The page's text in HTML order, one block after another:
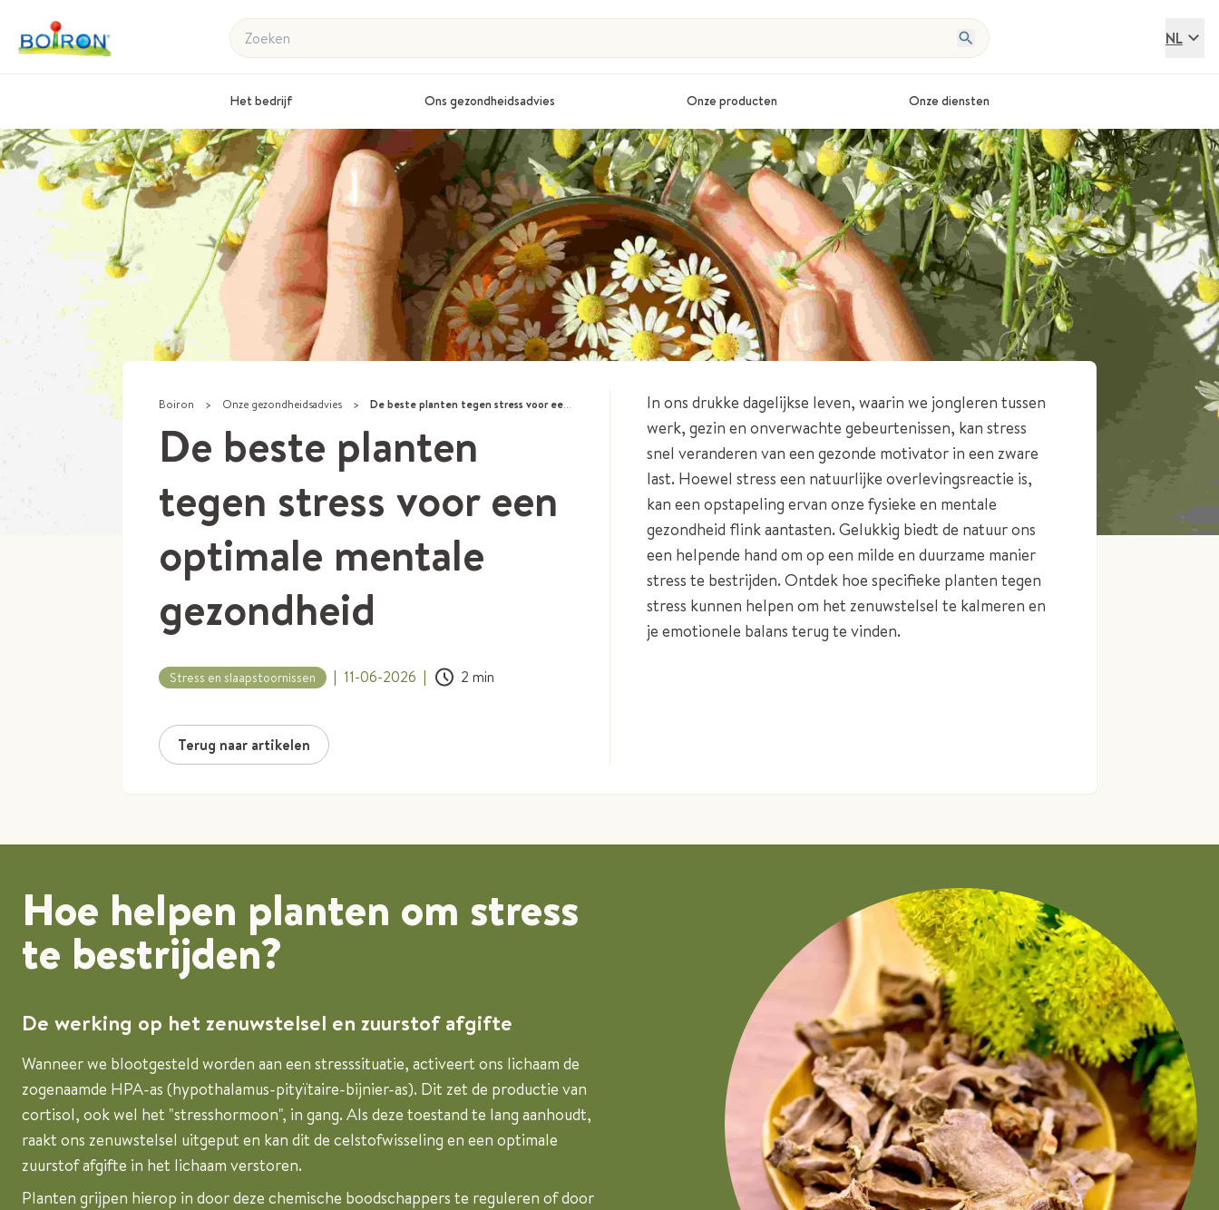
Zoeken NL
Het bedrijf Ons gezondheidsadvies Onze producten Onze diensten
Boiron > Onze gezondheidsadvies > De beste planten tegen stress voor een optimale mentale gezondheid
De beste planten
tegen stress voor een
optimale mentale
gezondheid
Stress en slaapstoornissen | 11-06-2026 | 2 min
Terug naar artikelen
In ons drukke dagelijkse leven, waarin we jongleren tussen
werk, gezin en onverwachte gebeurtenissen, kan stress
snel veranderen van een gezonde motivator in een zware
last. Hoewel stress een natuurlijke overlevingsreactie is,
kan een opstapeling ervan onze fysieke en mentale
gezondheid flink aantasten. Gelukkig biedt de natuur ons
een helpende hand om op een milde en duurzame manier
stress te bestrijden. Ontdek hoe specifieke planten tegen
stress kunnen helpen om het zenuwstelsel te kalmeren en
je emotionele balans terug te vinden.
Hoe helpen planten om stress
te bestrijden?
De werking op het zenuwstelsel en zuurstof afgifte
Wanneer we blootgesteld worden aan een stresssituatie, activeert ons lichaam de
zogenaamde HPA-as (hypothalamus-pityïtaire-bijnier-as). Dit zet de productie van
cortisol, ook wel het "stresshormoon", in gang. Als deze toestand te lang aanhoudt,
raakt ons zenuwstelsel uitgeput en kan dit de celstofwisseling en een optimale
zuurstof afgifte in het lichaam verstoren.
Planten grijpen hierop in door deze chemische boodschappers te reguleren of door